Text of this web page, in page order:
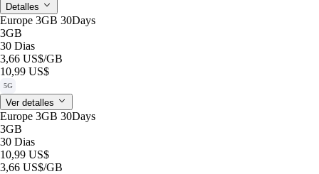
Detalles
Europe 3GB 30Days
3GB
30 Dias
3,66 US$/GB
10,99 US$
5G
Ver detalles
Europe 3GB 30Days
3GB
30 Dias
10,99 US$
3,66 US$/GB